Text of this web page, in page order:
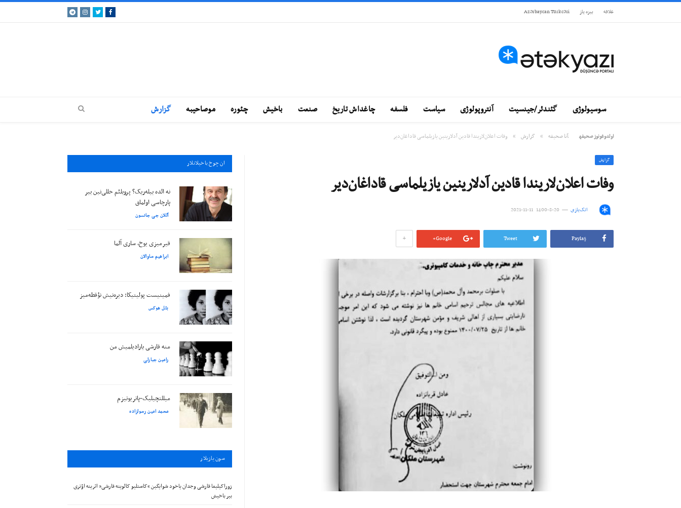
علاقه بيزه ياز Azərbaycan Türkcəsi
Facebook
Twitter
Instagram
Telegram
سوسیولوژی گئندئر/جینسیت آنتروپولوژی سياست فلسفه چاغداش تاريخ صنعت باخيش چئوره موصاحيبه گزارش
اولدوغونوز صحيفه آنا صحيفه » گزارش » وفات اعلان‌لاریندا قادین آدلارینین یازیلماسی قاداغان‌دیر
گزارش
وفات اعلان‌لاریندا قادین آدلارینین یازیلماسی قاداغان‌دیر
اتک‌یازی 20-8-1400 11-11-2021
Paylaş
Tweet
Google+
+
ان چوخ باخيلانلار
نه ائده بیله‌ریک؟ پروبلئم حللی‌نین بیر
پارچاسی اولماق
آللان جی جانسون
قیرمیزی یوخ، ساری آلما
ابراهیم ساوالان
فمینیست پولیتیکا: دیره‌نیش نؤقطه‌میز
بئل هوکس
منه قارشی یارادیلمیش من
رامین جبارلی
میللتچیلیک-پاتریوتیزم
محمد امین رسولزاده
سون يازيلار
زوراکیلیغا قارشی وجدان یاخود شوایگین “کاستلیو کالوینه قارشی” اثرینه اؤتری
بیر باخیش